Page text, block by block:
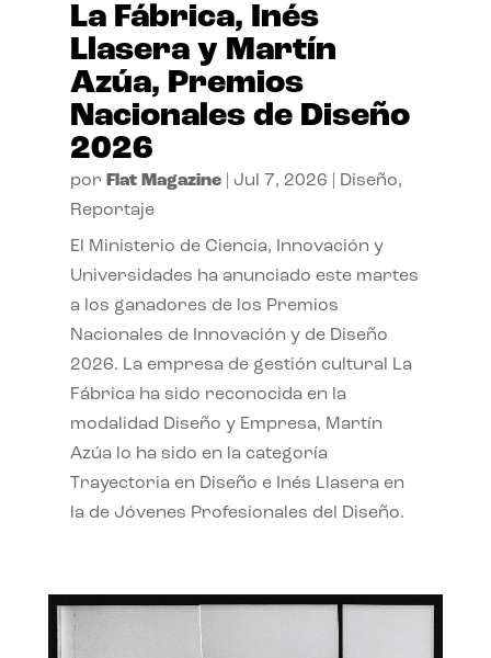
La Fábrica, Inés
Llasera y Martín
Azúa, Premios
Nacionales de Diseño
2026
por Flat Magazine| Jul 7, 2026 Diseño,
Reportaje
El Ministerio de Ciencia, Innovación y
Universidades ha anunciado este martes
a los ganadores de los Premios
Nacionales de Innovación y de Diseño
2026. La empresa de gestión cultural La
Fábrica ha sido reconocida en la
modalidad Diseño y Empresa, Martín
Azúa lo ha sido en la categoría
Trayectoria en Diseño e Inés Llasera en
la de Jóvenes Profesionales del Diseño.